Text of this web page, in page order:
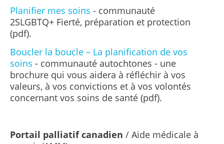
Planifier mes soins - communauté
2SLGBTQ+ Fierté, préparation et protection
(pdf).
Boucler la boucle – La planification de vos
soins - communauté autochtones - une
brochure qui vous aidera à réfléchir à vos
valeurs, à vos convictions et à vos volontés
concernant vos soins de santé (pdf).
Portail palliatif canadien / Aide médicale à